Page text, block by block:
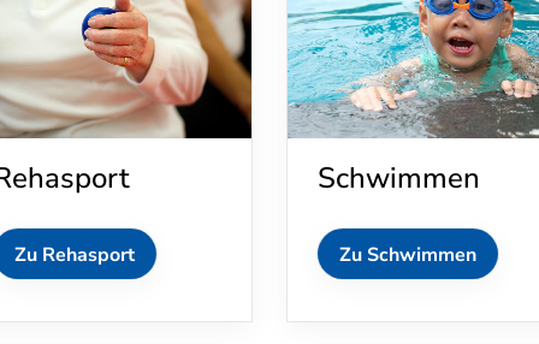
Zu Rehasport
Schwimmen
Zu Schwimmen